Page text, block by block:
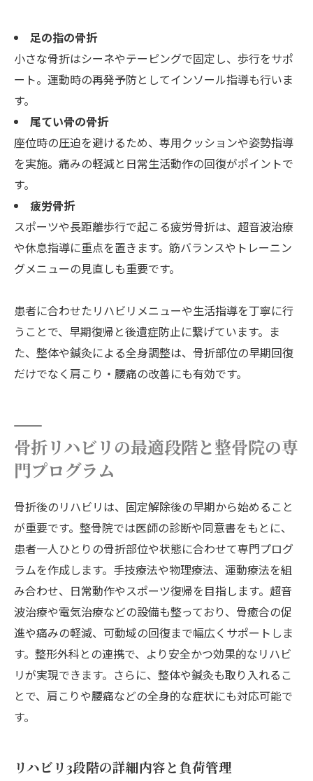
足の指の骨折
小さな骨折はシーネやテーピングで固定し、歩行をサポ
ート。運動時の再発予防としてインソール指導も行いま
す。
尾てい骨の骨折
座位時の圧迫を避けるため、専用クッションや姿勢指導
を実施。痛みの軽減と日常生活動作の回復がポイントで
す。
疲労骨折
スポーツや長距離歩行で起こる疲労骨折は、超音波治療
や休息指導に重点を置きます。筋バランスやトレーニン
グメニューの見直しも重要です。
患者に合わせたリハビリメニューや生活指導を丁寧に行
うことで、早期復帰と後遺症防止に繋げています。ま
た、整体や鍼灸による全身調整は、骨折部位の早期回復
だけでなく肩こり・腰痛の改善にも有効です。
骨折リハビリの最適段階と整骨院の専
門プログラム
骨折後のリハビリは、固定解除後の早期から始めること
が重要です。整骨院では医師の診断や同意書をもとに、
患者一人ひとりの骨折部位や状態に合わせて専門プログ
ラムを作成します。手技療法や物理療法、運動療法を組
み合わせ、日常動作やスポーツ復帰を目指します。超音
波治療や電気治療などの設備も整っており、骨癒合の促
進や痛みの軽減、可動域の回復まで幅広くサポートしま
す。整形外科との連携で、より安全かつ効果的なリハビ
リが実現できます。さらに、整体や鍼灸も取り入れるこ
とで、肩こりや腰痛などの全身的な症状にも対応可能で
す。
リハビリ3段階の詳細内容と負荷管理